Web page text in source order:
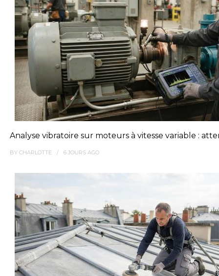
Analyse vibratoire sur moteurs à vitesse variable :
BY CHARLOTTE 6 JOURS AGO